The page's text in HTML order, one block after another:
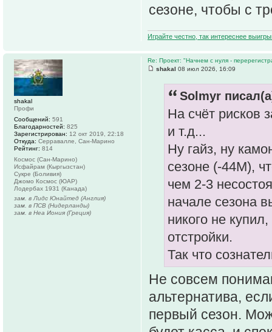
сезоне, чтобы с
Играйте честно, так интереснее
Re: Проект: "Начнем с нуля -
shakal 08 июл 2026, 16:09
Solmyr
На счёт рисков
и т.д...
Ну гайз, ну
сезоне (-44М),
чем 2-3
начале сезона
никого не
отстройки.
Так что
Не совсем
альтернатива,
первый сезон.
shakal
Профи
Сообщений: 591
Благодарностей: 825
Зарегистрирован: 12 окт 2019, 22:18
Откуда: Серравалле, Сан-Марино
Рейтинг: 814
Космос (Сан-Марино)
Исфайрам (Кыргызстан)
Сукре (Боливия)
Джомо Космос (ЮАР)
Лодербах 1931 (Канада)
зам. в Лидс Юнайтед (Англия)
зам. в ПСВ (Нидерланды)
зам. в Неа Иония (Греция)